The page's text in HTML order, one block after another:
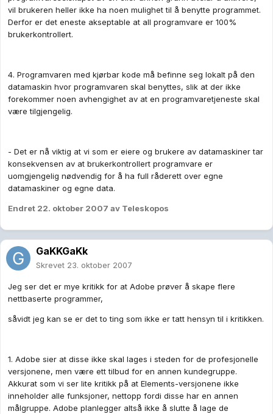
vil brukeren heller ikke ha noen mulighet til å benytte programmet.
Derfor er det eneste akseptable at all programvare er 100%
brukerkontrollert.
4. Programvaren med kjørbar kode må befinne seg lokalt på den
datamaskin hvor programvaren skal benyttes, slik at der ikke
forekommer noen avhengighet av at en programvaretjeneste skal
være tilgjengelig.
- Det er nå viktig at vi som er eiere og brukere av datamaskiner tar
konsekvensen av at brukerkontrollert programvare er
uomgjengelig nødvendig for å ha full råderett over egne
datamaskiner og egne data.
Endret 22. oktober 2007 av Teleskopos
GaKKGaKk
Skrevet 23. oktober 2007
Jeg ser det er mye kritikk for at Adobe prøver å skape flere
nettbaserte programmer,
såvidt jeg kan se er det to ting som ikke er tatt hensyn til i kritikken.
1. Adobe sier at disse ikke skal lages i steden for de profesjonelle
versjonene, men være ett tilbud for en annen kundegruppe.
Akkurat som vi ser lite kritikk på at Elements-versjonene ikke
inneholder alle funksjoner, nettopp fordi disse har en annen
målgruppe. Adobe planlegger altså ikke å slutte å lage de